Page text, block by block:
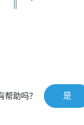
帮助吗？ 是